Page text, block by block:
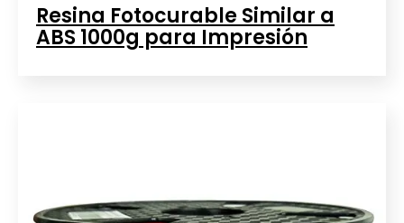
Resina Fotocurable Similar a
ABS 1000g para Impresión